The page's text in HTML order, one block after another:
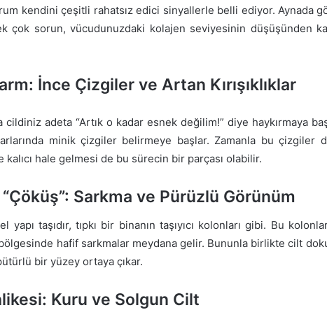
kendini çeşitli rahatsız edici sinyallerle belli ediyor.
çok sorun, vücudunuzdaki kolajen seviyesinin düşüşünden
İnce Çizgiler ve Artan Kırışıklıklar
cildiniz adeta “Artık o kadar esnek değilim!” diye
minik çizgiler belirmeye başlar. Zamanla bu çizgiler
hale gelmesi de bu sürecin bir parçası olabilir.
Sarkma ve Pürüzlü Görünüm
yapı taşıdır, tıpkı bir binanın taşıyıcı kolonları gibi. Bu
hafif sarkmalar meydana gelir. Bununla birlikte cilt
bir yüzey ortaya çıkar.
Kuru ve Solgun Cilt